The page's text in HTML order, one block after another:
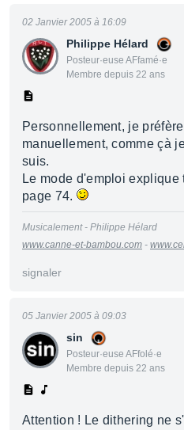
Philippe Hélard
Posteur·euse AFfamé·e
Membre depuis 22 ans
02 Janvier 2005 à 16:09
Personnellement, je
manuellement, comme çà
suis.
Le mode d'emploi
page 74.
Musicalement - Philippe Hélard
www.canne-et-bambou.com -
signaler
sin
Posteur·euse AFfolé·e
Membre depuis 22 ans
05 Janvier 2005 à 09:03
Attention ! Le dithering ne